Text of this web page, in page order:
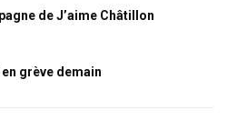
de J’aime Châtillon
grève demain